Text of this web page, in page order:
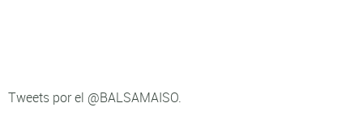
Tweets por el @BALSAMAISO.